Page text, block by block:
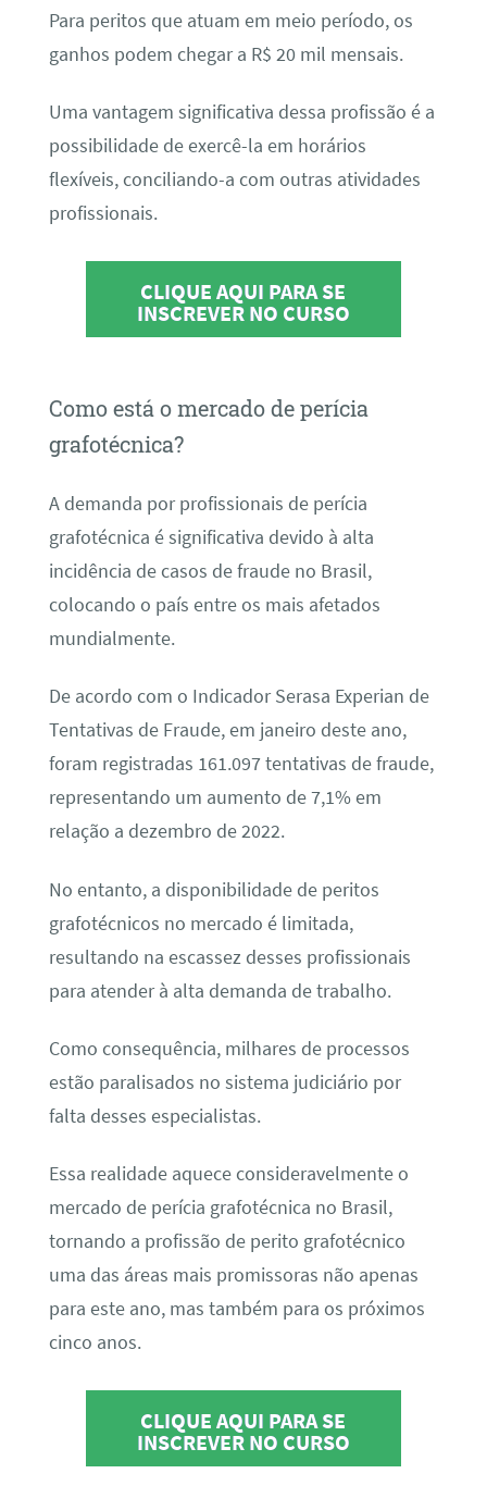
Para peritos que atuam em meio período, os
ganhos podem chegar a R$ 20 mil mensais.
Uma vantagem significativa dessa profissão é a
possibilidade de exercê-la em horários
flexíveis, conciliando-a com outras atividades
profissionais.
CLIQUE AQUI PARA SE
INSCREVER NO CURSO
Como está o mercado de perícia
grafotécnica?
A demanda por profissionais de perícia
grafotécnica é significativa devido à alta
incidência de casos de fraude no Brasil,
colocando o país entre os mais afetados
mundialmente.
De acordo com o Indicador Serasa Experian de
Tentativas de Fraude, em janeiro deste ano,
foram registradas 161.097 tentativas de fraude,
representando um aumento de 7,1% em
relação a dezembro de 2022.
No entanto, a disponibilidade de peritos
grafotécnicos no mercado é limitada,
resultando na escassez desses profissionais
para atender à alta demanda de trabalho.
Como consequência, milhares de processos
estão paralisados no sistema judiciário por
falta desses especialistas.
Essa realidade aquece consideravelmente o
mercado de perícia grafotécnica no Brasil,
tornando a profissão de perito grafotécnico
uma das áreas mais promissoras não apenas
para este ano, mas também para os próximos
cinco anos.
CLIQUE AQUI PARA SE
INSCREVER NO CURSO